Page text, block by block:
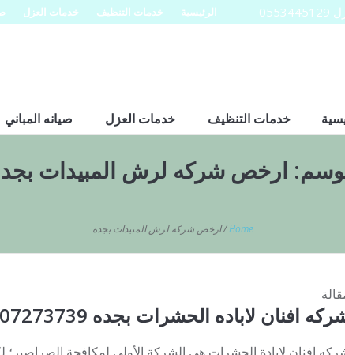
الرئيسية خدمات التنظيف خدمات العزل
خدمات التنظيف خدمات العزل صيانه المباني
ارخص شركه لرش المبيدات
Home
/ارخص شركه لرش المبيدات بجده
افنان لاباده الحشرات بجده 0507273739